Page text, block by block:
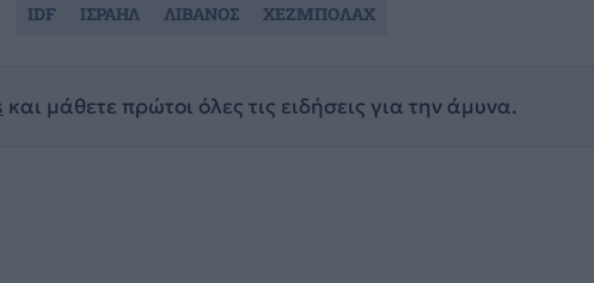
και μάθετε πρώτοι όλες τις ειδήσεις για την άμυνα.
IDF ΙΣΡΑΗΛ ΛΙΒΑΝΟΣ ΧΕΖΜΠΟΛΑΧ